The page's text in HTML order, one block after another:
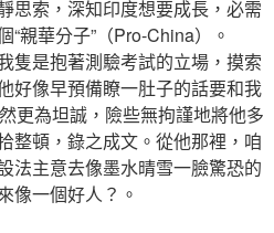
思索，深知印度想要成長，必需
親華分子”（Pro-China）。
是抱著測驗考試的立場，摸索
好像早預備瞭一肚子的話要和我
更為坦誠，險些無拘謹地將他多
整頓，錄之成文。從他那裡，咱
法主意去像墨水晴雪一臉驚恐的
像一個好人？。